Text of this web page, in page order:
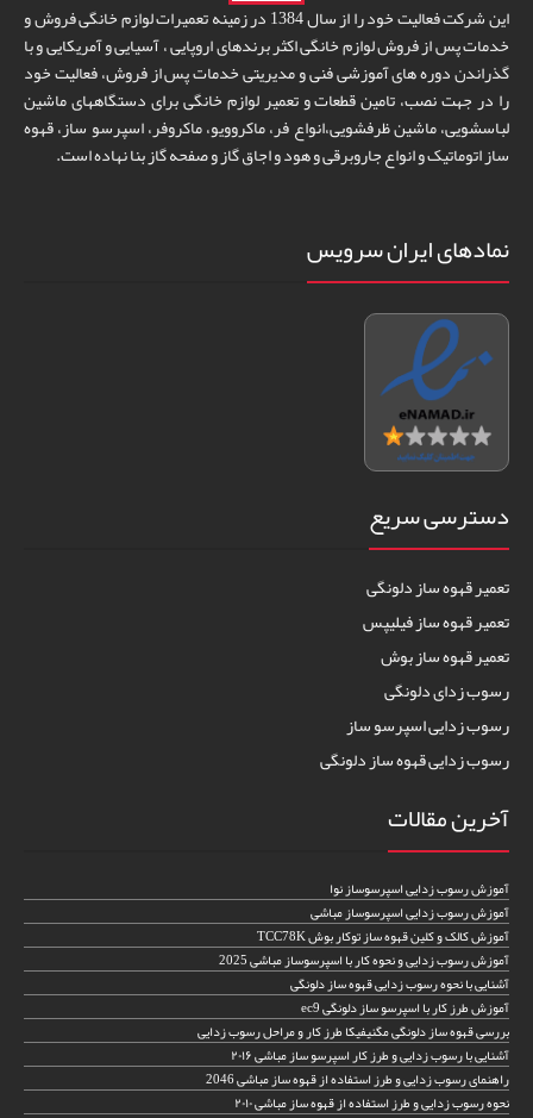
این شرکت فعالیت خود را از سال 1384 در زمینه تعمیرات لوازم خانگی فروش و
خدمات پس از فروش لوازم خانگی اکثر برندهای اروپایی ، آسیایی و آمریکایی و با
گذراندن دوره های آموزشی فنی و مدیریتی خدمات پس از فروش، فعالیت خود
را در جهت نصب، تامین قطعات و تعمیر لوازم خانگی برای دستگاههای ماشین
لباسشویی، ماشین ظرفشویی،انواع فر، ماکروویو، ماکروفر، اسپرسو ساز، قهوه
ساز اتوماتیک و انواع جاروبرقی و هود و اجاق گاز و صفحه گاز بنا نهاده است.
نمادهای ایران سرویس
دسترسی سریع
تعمیر قهوه ساز دلونگی
تعمیر قهوه ساز فیلیپس
تعمیر قهوه ساز بوش
رسوب زدای دلونگی
رسوب زدایی اسپرسو ساز
رسوب زدایی قهوه ساز دلونگی
آخرین مقالات
آموزش رسوب زدایی اسپرسوساز نوا
آموزش رسوب زدایی اسپرسوساز مباشی
آموزش کالک و کلین قهوه ساز توکار بوش TCC78K
آموزش رسوب زدایی و نحوه کار با اسپرسوساز مباشی 2025
آشنایی با نحوه رسوب زدایی قهوه ساز دلونگی
آموزش طرز کار با اسپرسو ساز دلونگی ec9
بررسی قهوه ساز دلونگی مگنیفیکا طرز کار و مراحل رسوب زدایی
آشنایی با رسوب زدایی و طرز کار اسپرسو ساز مباشی ۲۰۱۶
راهنمای رسوب زدایی و طرز استفاده از قهوه ساز مباشی 2046
نحوه رسوب زدایی و طرز استفاده از قهوه ساز مباشی ۲۰۱۰